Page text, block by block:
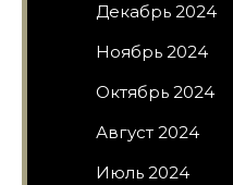
Декабрь 2024
Ноябрь 2024
Октябрь 2024
Август 2024
Июль 2024